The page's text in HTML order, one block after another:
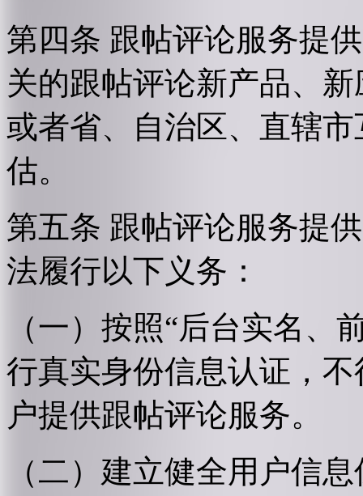
第四条 跟帖评论服务提
关的跟帖评论新产品、
或者省、自治区、直辖
估。
第五条 跟帖评论服务提
法履行以下义务：
（一）按照“后台实名、
行真实身份信息认证，
户提供跟帖评论服务。
（二）建立健全用户信